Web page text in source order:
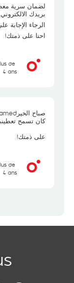
بريدك الالكتروني.
الرجاء
احنا على ذمتك!
de
4 ans
صباح الخيرMohamed ،
كان تسمح
على ذمتك!
de
4 ans